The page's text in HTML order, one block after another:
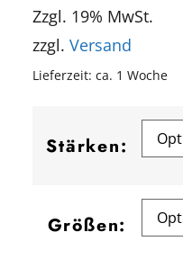
Zzgl. 19% MwSt.
zzgl. Versand
Lieferzeit: ca. 1 Woche
Stärken:
Größen: